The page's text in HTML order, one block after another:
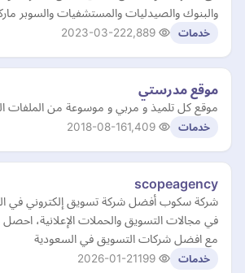
والبنوك والصيدليات والمستشفيات والسوبر
خدمات 2023-03-22
موقع مدرستي
موقع كل تلميذ و مربي و موسوعة من الملفات
خدمات 2018-08-16
scopeagency
شركة سكوب أفضل شركة تسويق إلكتروني في
في مجالات التسويق والحملات الإعلانية، احصل
مع افضل شركات التسويق في السعودية
خدمات 2026-01-21